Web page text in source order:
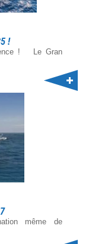
!
! Le Gran
même de